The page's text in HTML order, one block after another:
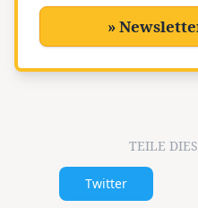
»
TEILE
Twitter